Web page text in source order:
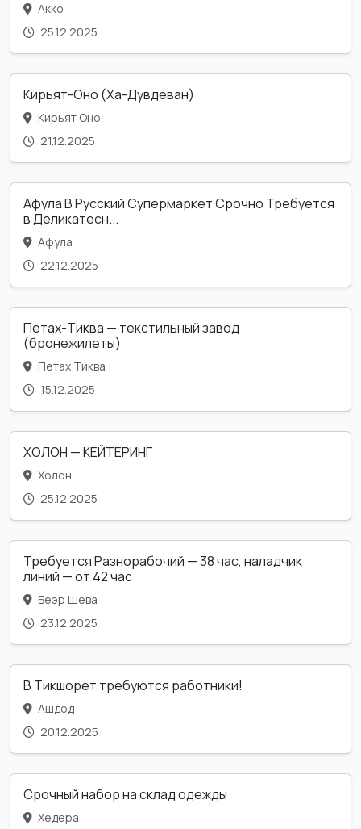
Акко
25.12.2025
Кирьят-Оно (Ха-Дувдеван)
Кирьят Оно
21.12.2025
Афула В Русский Супермаркет Срочно Требуется
в Деликатесн...
Афула
22.12.2025
Петах-Тиква — текстильный завод
(бронежилеты)
Петах Тиква
15.12.2025
ХОЛОН — КЕЙТЕРИНГ
Холон
25.12.2025
Требуется Разнорабочий — 38 час, наладчик
линий — от 42 час
Беэр Шева
23.12.2025
В Тикшорет требуются работники!
Ашдод
20.12.2025
Срочный набор на склад одежды
Хедера